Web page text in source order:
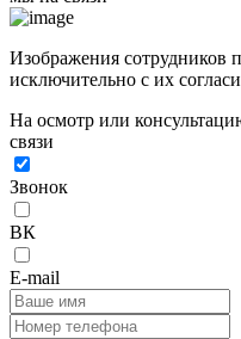
Изображения сотрудников
исключительно с их
На осмотр или
связи
Звонок
ВК
E-mail